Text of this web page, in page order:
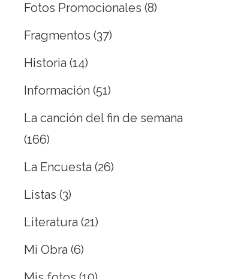
Fotos Promocionales (8)
Fragmentos (37)
Historia (14)
Información (51)
La canción del fin de semana
(166)
La Encuesta (26)
Listas (3)
Literatura (21)
Mi Obra (6)